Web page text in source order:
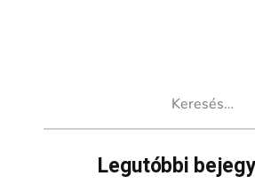
Legutóbbi